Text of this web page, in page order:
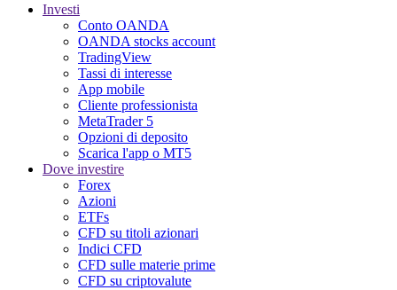
Investi
Conto OANDA
OANDA stocks account
TradingView
Tassi di interesse
App mobile
Cliente professionista
MetaTrader 5
Opzioni di deposito
Scarica l'app o MT5
Dove investire
Forex
Azioni
ETFs
CFD su titoli azionari
Indici CFD
CFD sulle materie prime
CFD su criptovalute